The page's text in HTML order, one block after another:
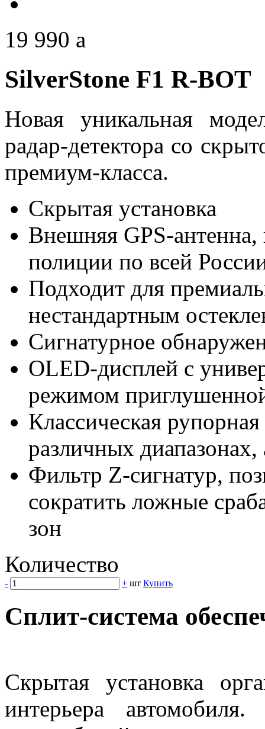
19 990 a
SilverStone F1 R-BOT
Новая уникальная
радар-детектора со
премиум-класса.
Скрытая установка
Внешняя GPS-
полиции по всей
Подходит для
нестандартным
Сигнатурное
OLED-дисплей с
режимом
Классическая
различных диапазонах,
Фильтр Z-сигнатур,
сократить ложные
зон
Количество
- + шт Купить
Сплит-система
Скрытая установка
интерьера